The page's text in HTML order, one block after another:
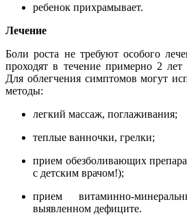
ребенок прихрамывает.
Лечение
Боли роста не требуют особого
проходят в течение примерно 2 лет
Для облегчения симптомов могут
методы:
легкий массаж, поглаживания;
теплые ванночки, грелки;
прием обезболивающих
с детским врачом!);
прием витаминно-
выявленном дефиците.